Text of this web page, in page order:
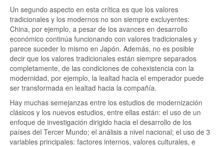
Un segundo aspecto en esta crítica es que los valores
tradicionales y los modernos no son siempre excluyentes:
China, por ejemplo, a pesar de los avances en desarrollo
económico continúa funcionando con valores tradicionales y
parece suceder lo mismo en Japón. Además, no es posible
decir que los valores tradicionales están siempre separados
completamente, de las condiciones de cohexistencia con la
modernidad, por ejemplo, la lealtad hacia el emperador puede
ser transformada en lealtad hacia la compañía.
Hay muchas semejanzas entre los estudios de modernización
clásicos y los nuevos estudios, entre ellas están: el uso de un
enfoque de investigación dirigido hacia el desarrollo de los
países del Tercer Mundo; el análisis a nivel nacional; el uso de 3
variables principales: factores internos, valores culturales, e